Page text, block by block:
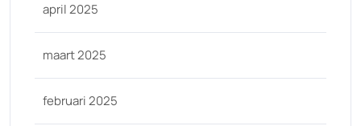
april 2025
maart 2025
februari 2025